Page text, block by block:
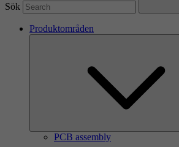
Sök
Produktområden
PCB assembly